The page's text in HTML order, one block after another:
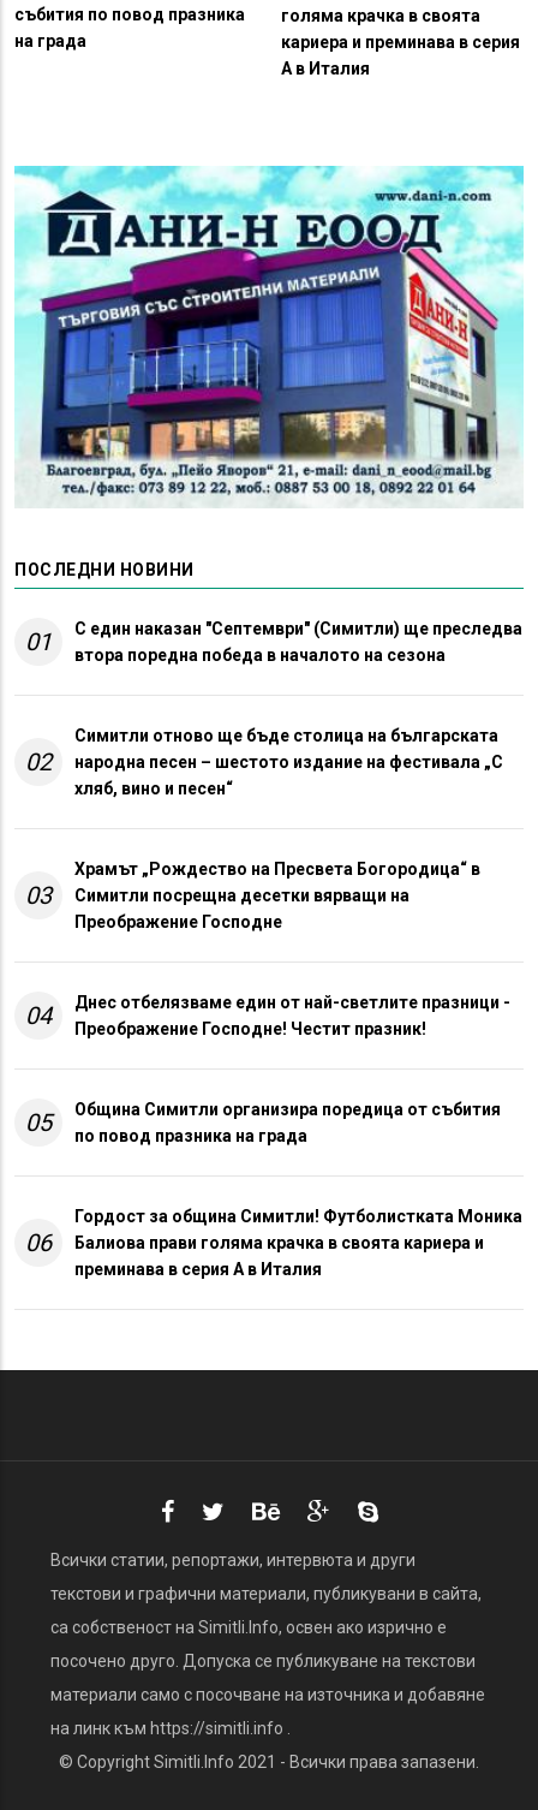
събития по повод празника
на града
голяма крачка в своята
кариера и преминава в серия
А в Италия
ПОСЛЕДНИ НОВИНИ
01
С един наказан "Септември" (Симитли) ще преследва
втора поредна победа в началото на сезона
02
Симитли отново ще бъде столица на българската
народна песен – шестото издание на фестивала „С
хляб, вино и песен“
03
Храмът „Рождество на Пресвета Богородица“ в
Симитли посрещна десетки вярващи на
Преображение Господне
04
Днес отбелязваме един от най-светлите празници -
Преображение Господне! Честит празник!
05
Община Симитли организира поредица от събития
по повод празника на града
06
Гордост за община Симитли! Футболистката Моника
Балиова прави голяма крачка в своята кариера и
преминава в серия А в Италия
Всички статии, репортажи, интервюта и други
текстови и графични материали, публикувани в сайта,
са собственост на Simitli.Info, освен ако изрично е
посочено друго. Допуска се публикуване на текстови
материали само с посочване на източника и добавяне
на линк към https://simitli.info .
© Copyright Simitli.Info 2021 - Всички права запазени.